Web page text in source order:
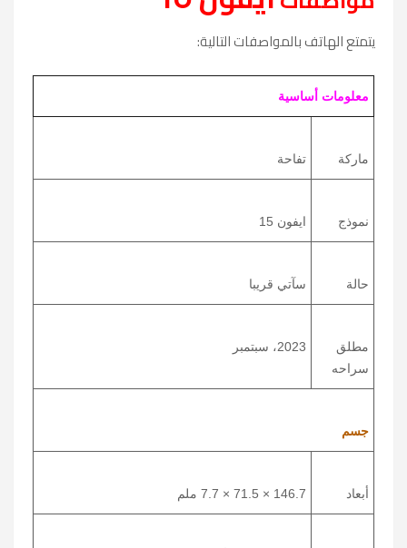
يتمتع الهاتف بالمواصفات التالية:
معلومات أساسية
ماركة تفاحة
نموذج ايفون 15
حالة سآتي قريبا
مطلق
سراحه
2023، سبتمبر
جسم
أبعاد 146.7 × 71.5 × 7.7 ملم